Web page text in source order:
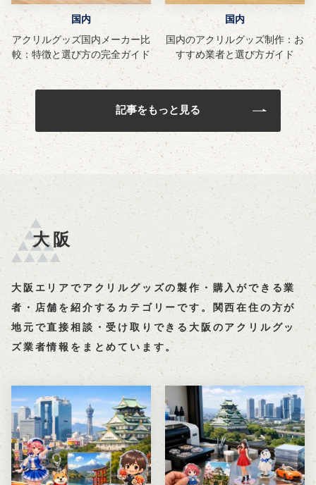
国内
アクリルグッズ国内メーカー比
較：特徴と選び方の完全ガイド
国内
国内のアクリルグッズ制作：お
すすめ業者と選び方ガイド
記事をもっと見る
大阪
大阪エリアでアクリルグッズの製作・購入ができる業
者・店舗を紹介するカテゴリーです。関西在住の方が
地元で直接相談・受け取りできる大阪のアクリルグッ
ズ業者情報をまとめています。